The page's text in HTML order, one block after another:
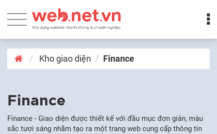
Kho giao diện Finance
Finance
Finance - Giao diện được thiết kế với đầu mục đơn giản, màu
sắc tươi sáng nhằm tạo ra một trang web cung cấp thông tin